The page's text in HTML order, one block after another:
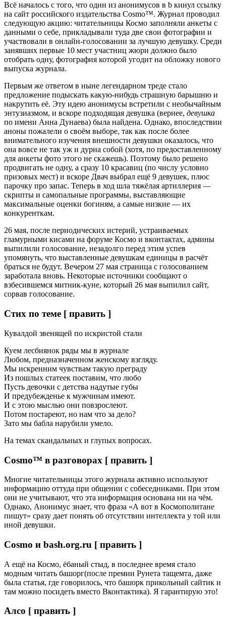
Всё началось с того, что один из анонимусов в b кинул ссылку
на сайт российского издательства Cosmo™. Журнал проводил
следующую акцию: читательницы Космо заполняли анкеты с
данными о себе, прикладывали туда две свои фотографии и
участвовали в онлайн-голосовании за лучшую девушку. Среди
занявших первые 10 мест участниц жюри должно было
отобрать одну, фотография которой угодит на обложку нового
выпуска журнала.
Первым же ответом в ныне легендарном треде стало
предложение подыскать какую-нибудь страшную барышню и
накрутить её. Эту идею анонимусы встретили с необычайным
энтузиазмом, и вскоре подходящая девушка (вернее, девушка
по имени Анна Дунаева) была найдена. Однако, впоследствии
аноны пожалели о своём выборе, так как после более
внимательного изучения внешности девушки оказалось, что
она вовсе не так уж и дурна собой (хотя, по предоставленному
для анкеты фото этого не скажешь). Поэтому было решено
продвигать не одну, а сразу 10 красавиц (по числу условно
призовых мест) и вскоре Двач выбрал ещё 9 девушек, плюс
парочку про запас. Теперь в ход шла тяжёлая артиллерия —
скрипты и самопальные программы, выставляющие
максимальные оценки богиням, а самые низкие — их
конкуренткам.
26 мая, после периодических истерий, устраиваемых
гламурными кисами на форуме Космо и вконтактах, админы
выпилили голосование, незадолго перед этим успев
упомянуть, что выставленные девушкам единицы в расчёт
браться не будут. Вечером 27 мая страница с голосованием
заработала вновь. Некоторые источники сообщают о
взбесившемся митник-куне, который 26 мая выпилил сайт,
сорвав голосование.
Стих по теме [ править ]
Кувалдой звенящей по искристой стали
Куем лесбиянок ряды мы в журнале
Любом, предназначенном женскому взгляду.
Мы искренним чувствам такую преграду
Из пошлых статеек поставим, что любо
Пусть девочки с детства надутые губы
И предубежденье к мужчинам имеют.
И с этою мыслью они повзрослеют.
Потом постареют, но нам что за дело?
Зато мы бабла нарубили умело.
На темах скандальных и глупых вопросах.
Cosmo™ в разговорах [ править ]
Многие читательницы этого журнала активно используют
информацию оттуда при общении с собеседниками. При этом
они не учитывают, что эта информация основана ни на чём.
Однако, Анонимус знает, что фраза «А вот в Космополитане
пишут» сразу дает понять об отсутствии интеллекта у той или
иной девушки.
Cosmo и bash.org.ru [ править ]
А ещё на Космо, ёбаный стыд, в последнее время стало
модным читать башорг(после премии Рунета тащемта, даже
была статья, где говорилось, что башорк прикольный сайтик и
там можно посидеть вместо Вконтактика). Я гарантирую это!
Алсо [ править ]